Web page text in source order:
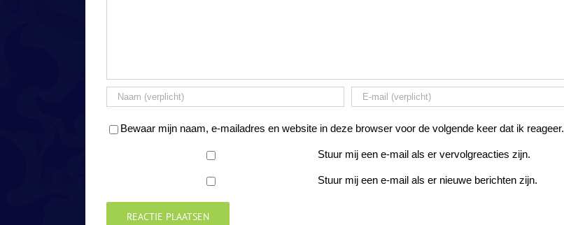
Bewaar mijn naam, e-mailadres en website in deze browser voor de volgende keer dat ik reageer.
Stuur mij een e-mail als er vervolgreacties zijn.
Stuur mij een e-mail als er nieuwe berichten zijn.